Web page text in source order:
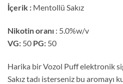
İçerik : Mentollü Sakız
Nikotin oranı : 5.0%w/v
VG: 50 PG: 50
Harika bir Vozol Puff elektronik
Sakız tadı isterseniz bu